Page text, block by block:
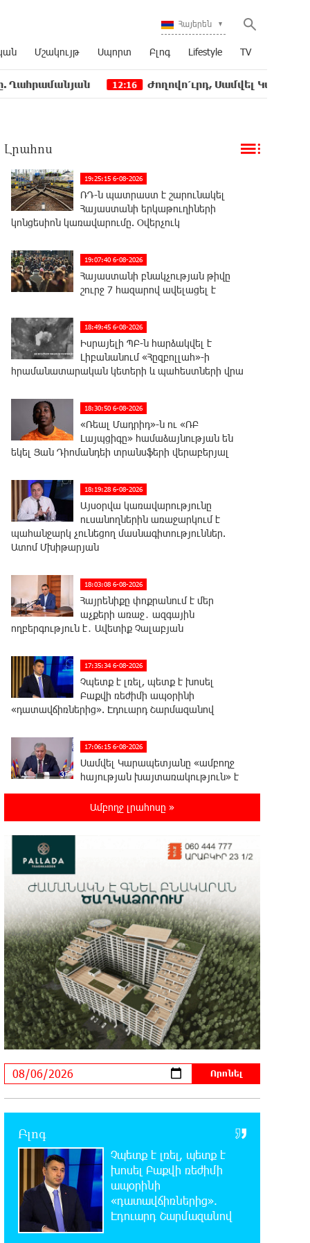
Հայերեն
Մշակույթ Սպորտ Բլոգ Lifestyle TV
12:16 Ժողովո՛ւրդ, Սամվել Կարապետյանի,
Լրահոս
19:25:15 6-08-2026
ՌԴ-ն պատրաստ է շարունակել
Հայաստանի երկաթուղիների
կոնցեսիոն կառավարումը. Օվերչուկ
19:07:40 6-08-2026
Հայաստանի բնակչության թիվը
շուրջ 7 հազարով ավելացել է
18:49:45 6-08-2026
Իսրայելի ՊԲ-ն հարձակվել է
Լիբանանում «Հըզբոլլահ»-ի
հրամանատարական կետերի և պահեստների վրա
18:30:50 6-08-2026
«Ռեալ Մադրիդ»-ն ու «ՌԲ
Լայպցիգը» համաձայնության են
եկել Յան Դիոմանդեի տրանսֆերի վերաբերյալ
18:19:28 6-08-2026
Այսօրվա կառավարությունը
ուսանողներին առաջարկում է
պահանջարկ չունեցող մասնագիտություններ.
Ատոմ Մխիթարյան
18:03:08 6-08-2026
Հայրենիքը փոքրանում է մեր
աչքերի առաջ․ ազգային
ողբերգություն է․ Ավետիք Չալաբյան
17:35:34 6-08-2026
Չպետք է լռել, պետք է խոսել
Բաքվի ռեժիմի ապօրինի
«դատավճիռներից». Էդուարդ Շարմազանով
17:06:15 6-08-2026
Սամվել Կարապետյանը «ամբողջ
հայության խայտառակություն» է
դատավարությունը
Մեր կրոնական զգացմունքների
հետևանքներ․ Նարեկ Կարապետյան
16:50:59 6-08-2026
Ռուսաստանի հետ խնդիրները
պետք է լուծել դիվանագիտական
ճանապարհով․ Նարեկ Կարապետյան
16:44:56 6-08-2026
Վաղը մենք ԱԺ չենք գալու. Նարեկ
Կարապետյան
ՈւՂԻՂ. Նարեկ Կարապետյանը
հանդես է գալիս
հայտարարությամբ
16:09:42 6-08-2026
Moody’s-ը IDBank-ի վարկանիշային
հեռանկարը փոխել է դրականի
15:24:13 6-08-2026
Վեհափառի անձնագրի մեջ գրված
Ամբողջ լրահոսը »
Բլոգ
Չպետք է լռել, պետք է
խոսել Բաքվի ռեժիմի
ապօրինի
«դատավճիռներից».
Էդուարդ Շարմազանով